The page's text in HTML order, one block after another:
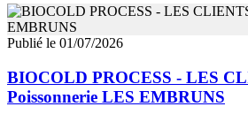
Publié le 01/07/2026
BIOCOLD PROCESS - LES
Poissonnerie LES EMBRUNS